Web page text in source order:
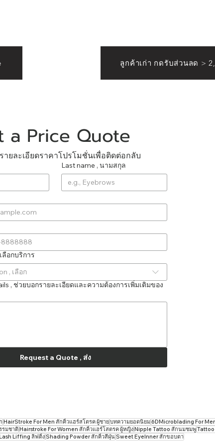
ลูกค้าเก่า กดรับส่วนลด >
ายละเอียดราคาโปรโมชั่นเพื่อติดต่อกลับ
Last name , นามสกุล
ลือกบริการ
, เลือก
, ช่วยบอกรายละเอียดและความต้องการเพิ่มเติมของ
Request a Quote , ส่ง
HairStroke For Men สักคิ้วแฮร์สโตรค ผู้ชายบทความยอดนิยม6DMicroblading For
รมชาติHairstroke For Women สักคิ้วแฮร์โสตรค ผู้หญิงNipple Tattoo สักนมชมพู
Liffing ลิฟติ้งShading Powder สักคิ้วสีฝุ่นSweet EyeInner สักขอบตา